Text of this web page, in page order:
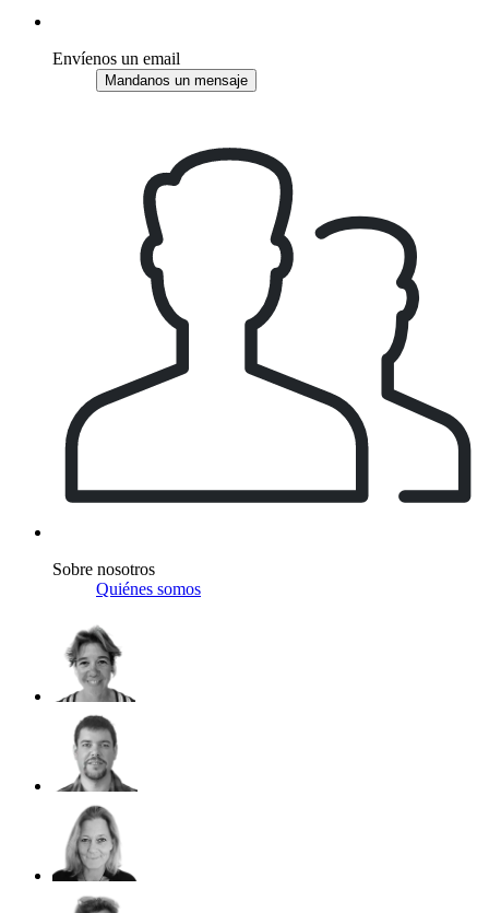
Envíenos un email
Mandanos un mensaje
Sobre nosotros
Quiénes somos